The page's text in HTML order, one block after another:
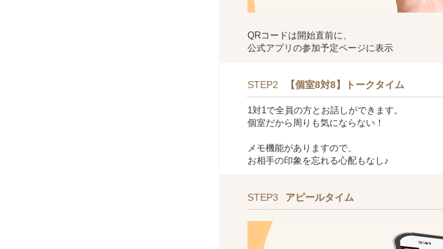
QRコードは開始直前に、
公式アプリの参加予定ページに表示
STEP2 【個室8対8】トークタイム
1対1で全員の方とお話しができます。
個室だから周りも気にならない！
メモ機能がありますので、
お相手の印象を忘れる心配もなし♪
STEP3 アピールタイム